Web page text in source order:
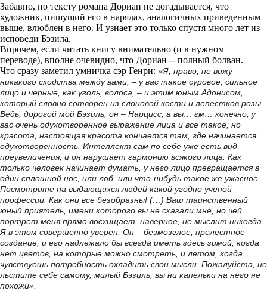
Забавно, по тексту романа Дориан не догадывается, что
художник, пишущий его в нарядах, аналогичных приведенным
выше, влюблен в него. И узнает это только спустя много лет из
исповеди Бэзила.
Впрочем, если читать книгу внимательно (и в нужном
переводе), вполне очевидно, что Дориан -- полный болван.
Что сразу заметил умничка сэр Генри: «Я, право, не вижу
никакого сходства между вами, – у вас такое суровое, сильное
лицо и черные, как уголь, волоса, – и этим юным Адонисом,
который словно сотворен из слоновой кости и лепестков розы.
Ведь, дорогой мой Бэзиль, он – Нарцисс, а вы… гм… конечно, у
вас очень одухотворенное выражение лица и все такое; но
красота, настоящая красота кончается там, где начинается
одухотворенность. Интеллект сам по себе уже есть вид
преувеличения, и он нарушает гармонию всякого лица. Как
только человек начинает думать, у него лицо превращается в
один сплошной нос, или лоб, или что-нибудь такое же ужасное.
Посмотрите на выдающихся людей какой угодно ученой
профессии. Как они все безобразны! (…) Ваш таинственный
юный приятель, имени которого вы не сказали мне, но чей
портрет меня прямо восхищает, наверное, не мыслит никогда.
Я в этом совершенно уверен. Он – безмозглое, прелестное
создание, и его надлежало бы всегда иметь здесь зимой, когда
нет цветов, на которые можно смотреть, и летом, когда
чувствуешь потребность охладить свои мысли. Пожалуйста, не
льстите себе самому, милый Бэзиль; вы ни капельки на него не
похожи».